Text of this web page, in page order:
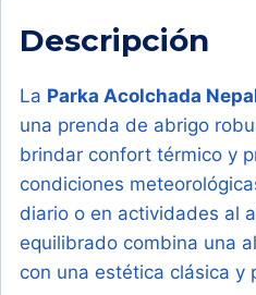
cantidad
Descripción
La Parka Acolchada
una prenda de abrigo
brindar confort térmico y
condiciones
diario o en actividades al
equilibrado combina una
con una estética clásica y